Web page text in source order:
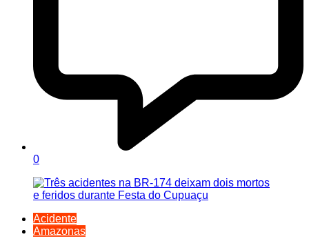
0
Acidente
Amazonas